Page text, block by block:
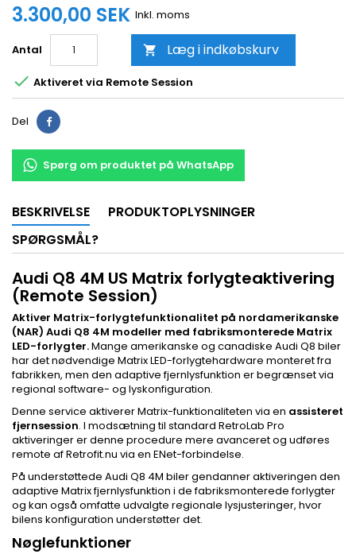
3.300,00 SEK Inkl. moms
Antal  Læg i indkøbskurv
 Aktiveret via Remote Session
Del
Spørg om produktet på WhatsApp
BESKRIVELSE
PRODUKTOPLYSNINGER
SPØRGSMÅL?
Audi Q8 4M US Matrix forlygteaktivering
(Remote Session)
Aktiver Matrix-forlygtefunktionalitet på nordamerikanske
(NAR) Audi Q8 4M modeller med fabriksmonterede Matrix
LED-forlygter.Mange amerikanske og canadiske Audi Q8 biler
har det nødvendige Matrix LED-forlygtehardware monteret fra
fabrikken, men den adaptive fjernlysfunktion er begrænset via
regional software- og lyskonfiguration.
Denne service aktiverer Matrix-funktionaliteten via en assisteret
fjernsession. I modsætning til standard RetroLab Pro
aktiveringer er denne procedure mere avanceret og udføres
remote af Retrofit.nu via en ENet-forbindelse.
På understøttede Audi Q8 4M biler gendanner aktiveringen den
adaptive Matrix fjernlysfunktion i de fabriksmonterede forlygter
og kan også omfatte udvalgte regionale lysjusteringer, hvor
bilens konfiguration understøtter det.
Nøglefunktioner